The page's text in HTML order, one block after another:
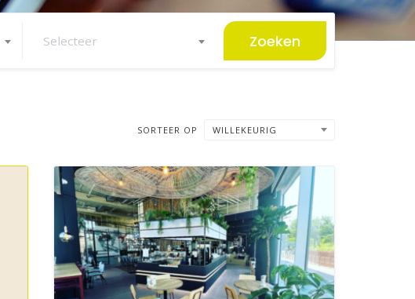
Selecteer Zoeken
SORTEER OP WILLEKEURIG